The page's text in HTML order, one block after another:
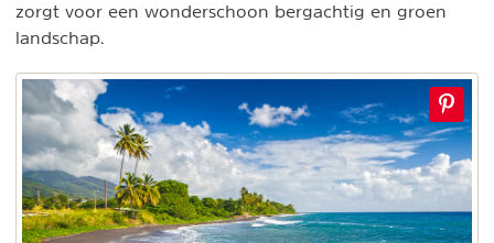
zorgt voor een wonderschoon bergachtig en groen
landschap.